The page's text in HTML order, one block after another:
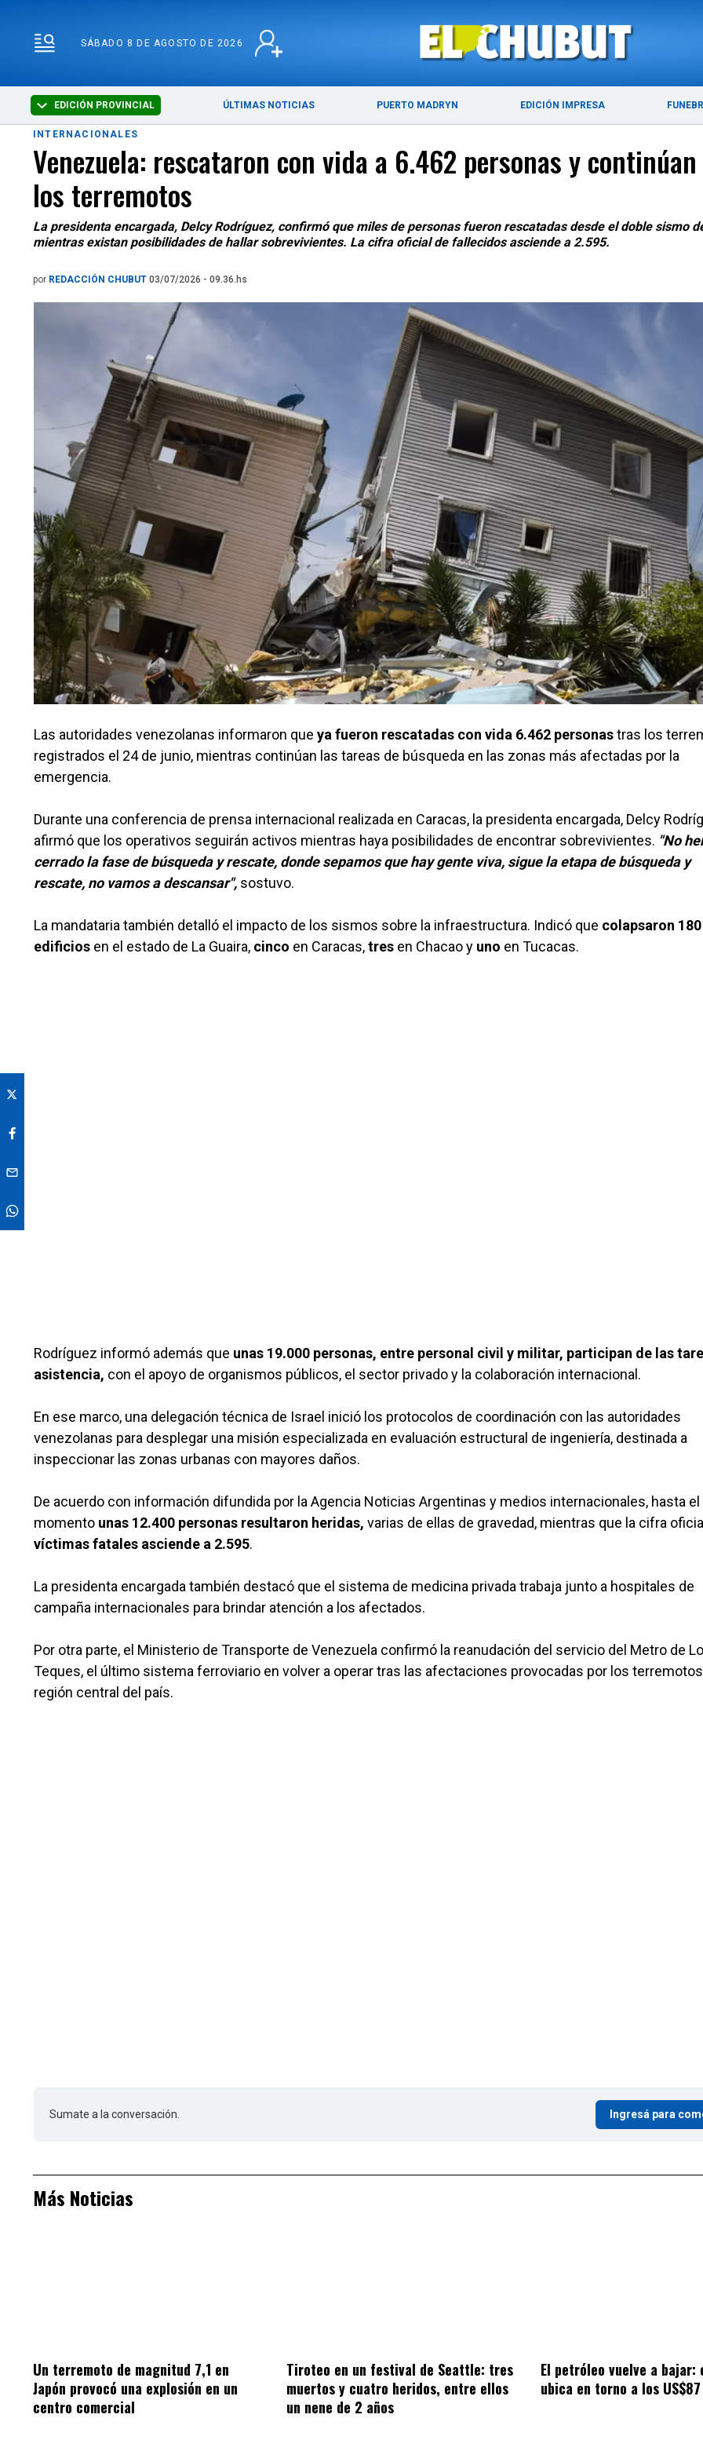
SÁBADO 8 DE AGOSTO DE 2026
EDICIÓN PROVINCIAL ÚLTIMAS NOTICIAS PUERTO MADRYN EDICIÓN IMPRESA
SÁBADO 8 DE AGOSTO DE 2026 ÚLTIMAS NOTICIAS PUERTO MADRYN
INTERNACIONALES
Venezuela: rescataron con vida a 6.462 personas y
los terremotos
La presidenta encargada, Delcy Rodríguez, confirmó que miles de personas fueron rescatadas desde el doble sismo
mientras existan posibilidades de hallar sobrevivientes. La cifra oficial de fallecidos asciende a 2.595.
por REDACCIÓN CHUBUT 03/07/2026 - 09.36.hs
Las autoridades venezolanas informaron que ya fueron rescatadas con vida 6.462 personastras los
registrados el 24 de junio, mientras continúan las tareas de búsqueda en las zonas más afectadas por la
emergencia.
Durante una conferencia de prensa internacional realizada en Caracas, la presidenta encargada, Delcy
afirmó que los operativos seguirán activos mientras haya posibilidades de encontrar sobrevivientes. "No
cerrado la fase de búsqueda y rescate, donde sepamos que hay gente viva, sigue la etapa de búsqueda y
rescate, no vamos a descansar", sostuvo.
La mandataria también detalló el impacto de los sismos sobre la infraestructura. Indicó que colapsaron 180
edificios en el estado de La Guaira, cinco en Caracas,tres en Chacao y uno en Tucacas.
Rodríguez informó además que unas 19.000 personas, entre personal civil y militar, participan de las
asistencia, con el apoyo de organismos públicos, el sector privado y la colaboración internacional.
En ese marco, una delegación técnica de Israel inició los protocolos de coordinación con las autoridades
venezolanas para desplegar una misión especializada en evaluación estructural de ingeniería, destinada a
inspeccionar las zonas urbanas con mayores daños.
De acuerdo con información difundida por la Agencia Noticias Argentinas y medios internacionales, hasta el
momento unas 12.400 personas resultaron heridas, varias de ellas de gravedad, mientras que la cifra
víctimas fatales asciende a 2.595.
La presidenta encargada también destacó que el sistema de medicina privada trabaja junto a hospitales de
campaña internacionales para brindar atención a los afectados.
Por otra parte, el Ministerio de Transporte de Venezuela confirmó la reanudación del servicio del Metro de
Teques, el último sistema ferroviario en volver a operar tras las afectaciones provocadas por los
región central del país.
Sumate a la conversación. Ingresá para
Más Noticias
Un terremoto de magnitud 7,1 en
Japón provocó una explosión en un
centro comercial
Tiroteo en un festival de Seattle: tres
muertos y cuatro heridos, entre ellos
un nene de 2 años
El petróleo vuelve a bajar:
ubica en torno a los US$87